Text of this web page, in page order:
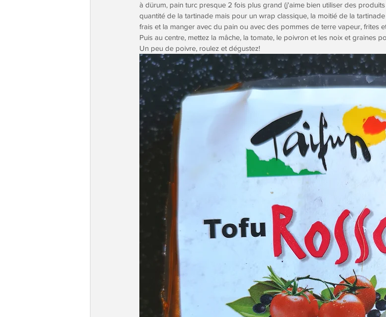
à dürum, pain turc presque 2 fois plus grand (j'aime bien utiliser des
quantité de la tartinade mais pour un wrap classique, la moitié de la
frais et la manger avec du pain ou avec des pommes de terre vapeur, frites
Puis au centre, mettez la mâche, la tomate, le poivron et les noix et graines
Un peu de poivre, roulez et dégustez!